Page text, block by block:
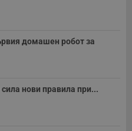
домашен робот за
сила нови правила при...